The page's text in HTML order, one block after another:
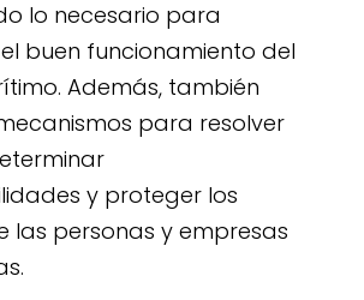
lo necesario para
buen funcionamiento del
Además, también
para resolver
y proteger los
las personas y empresas